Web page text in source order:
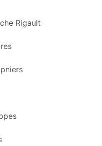
Rigault